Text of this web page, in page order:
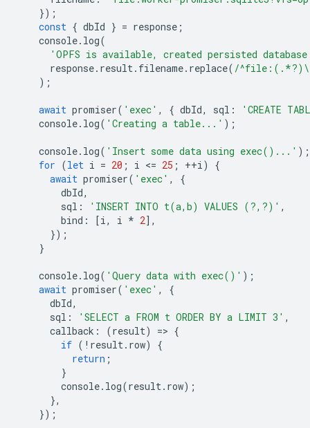
});
const { dbId } = response ;
console. log(
'OPFS is available, created persisted
response. result. filename. replace( /
);
await promiser( 'exec' , { dbId, sql :
'CREATE
console. log( 'Creating a table...' );
console. log( 'Insert some data using exec()...' );
for (let i = 20 ; i <= 25 ; ++i)
{
await promiser( 'exec' ,
{
dbId,
sql : 'INSERT INTO t(a,b) VALUES (?,?)' ,
bind : [i, i * 2],
});
}
console. log( 'Query data with exec()' );
await promiser( 'exec' ,
{
dbId,
sql : 'SELECT a FROM t ORDER BY a LIMIT 3' ,
callback : (result) => {
if ( ! result. row)
{
return ;
}
console. log(result. row);
},
});